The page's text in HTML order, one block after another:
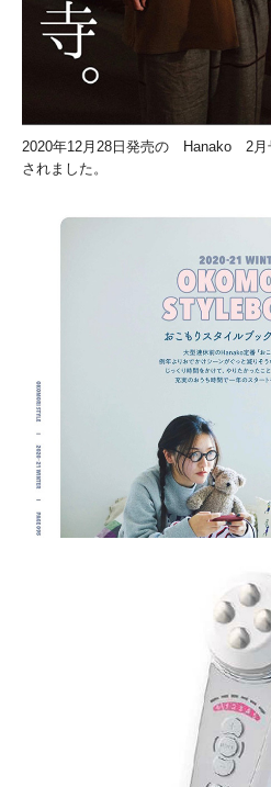
2020年12月28日発売の Hanako 2月
されました。